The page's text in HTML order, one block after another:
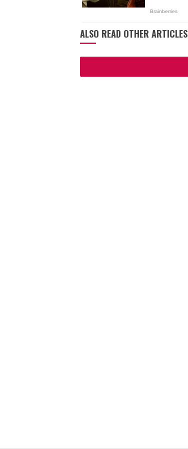
ALSO READ OTHER ARTICLES